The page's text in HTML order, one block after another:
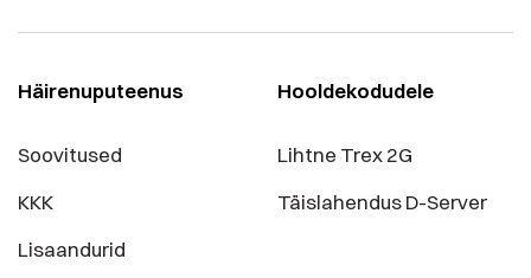
Häirenuputeenus
Soovitused
KKK
Lisaandurid
Hooldekodudele
Lihtne Trex 2G
Täislahendus D-Server